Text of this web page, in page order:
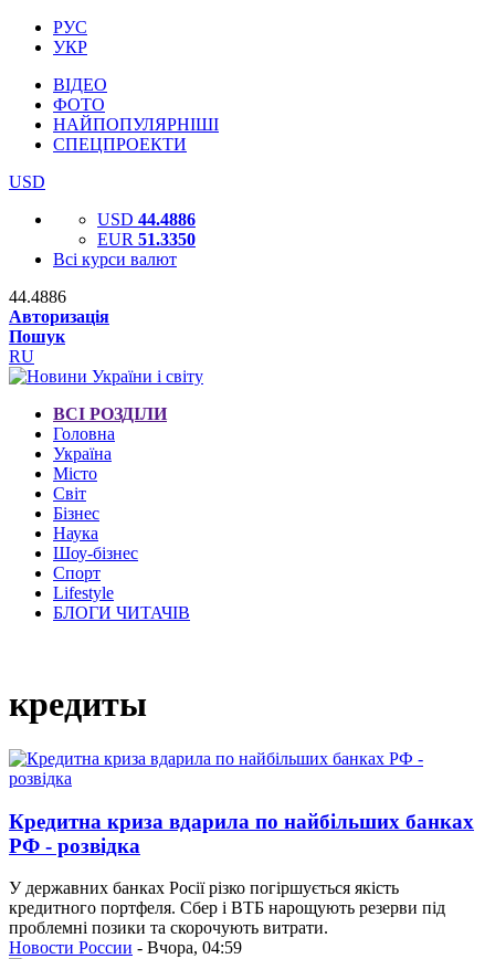
РУС
УКР
ВІДЕО
ФОТО
НАЙПОПУЛЯРНІШІ
СПЕЦПРОЕКТИ
USD
USD 44.4886
EUR 51.3350
Всі курси валют
44.4886
Авторизація
Пошук
RU
ВСІ РОЗДІЛИ
Головна
Україна
Місто
Світ
Бізнес
Наука
Шоу-бізнес
Спорт
Lifestyle
БЛОГИ ЧИТАЧІВ
кредиты
Кредитна криза вдарила по найбільших банках
РФ - розвідка
У державних банках Росії різко погіршується якість
кредитного портфеля. Сбер і ВТБ нарощують резерви під
проблемні позики та скорочують витрати.
Новости России - Вчора, 04:59